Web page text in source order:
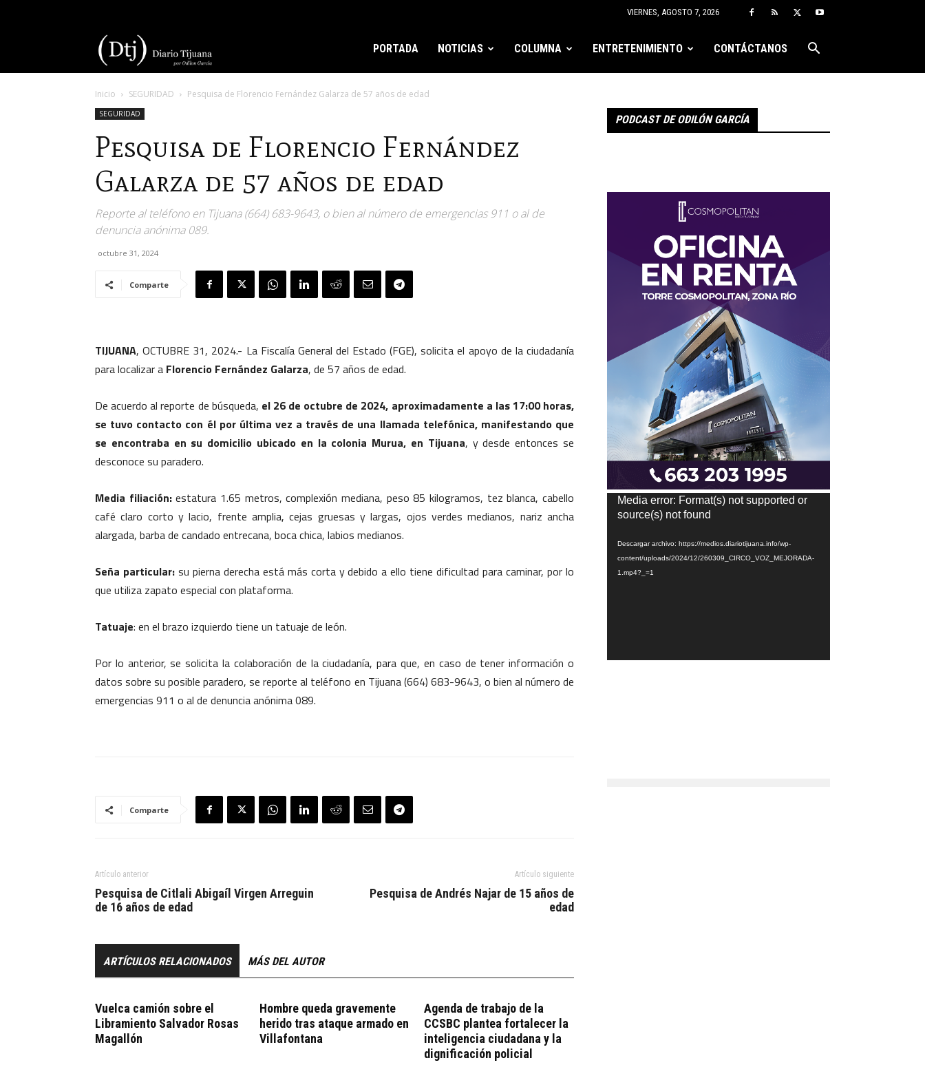
VIERNES, AGOSTO 7, 2026
Tijuana
PORTADA NOTICIAS COLUMNA ENTRETENIMIENTO CONTÁCTANOS
Inicio SEGURIDAD Pesquisa de Florencio Fernández Galarza de 57 años de edad
SEGURIDAD
Pesquisa de Florencio Fernández
Galarza de 57 años de edad
Reporte al teléfono en Tijuana (664) 683-9643, o bien al número de emergencias 911 o al de
denuncia anónima 089.
octubre 31, 2024
Comparte
TIJUANA, OCTUBRE 31, 2024.- La Fiscalía General del Estado (FGE), solicita el apoyo de la ciudadanía
para localizar a Florencio Fernández Galarza, de 57 años de edad.
De acuerdo al reporte de búsqueda, el 26 de octubre de 2024, aproximadamente a las 17:00 horas,
se tuvo contacto con él por última vez a través de una llamada telefónica, manifestando que
se encontraba en su domicilio ubicado en la colonia Murua, en Tijuana, y desde entonces se
desconoce su paradero.
Media filiación:estatura 1.65 metros, complexión mediana, peso 85 kilogramos, tez blanca, cabello
café claro corto y lacio, frente amplia, cejas gruesas y largas, ojos verdes medianos, nariz ancha
alargada, barba de candado entrecana, boca chica, labios medianos.
Seña particular:su pierna derecha está más corta y debido a ello tiene dificultad para caminar, por lo
que utiliza zapato especial con plataforma.
Tatuaje: en el brazo izquierdo tiene un tatuaje de león.
Por lo anterior, se solicita la colaboración de la ciudadanía, para que, en caso de tener información o
datos sobre su posible paradero, se reporte al teléfono en Tijuana (664) 683-9643, o bien al número de
emergencias 911 o al de denuncia anónima 089.
Comparte
Artículo anterior
Pesquisa de Citlali Abigaíl Virgen Arreguin
de 16 años de edad
Artículo siguiente
Pesquisa de Andrés Najar de 15 años de
edad
ARTÍCULOS RELACIONADOS MÁS DEL AUTOR
Vuelca camión sobre el
Libramiento Salvador Rosas
Magallón
Hombre queda gravemente
herido tras ataque armado en
Villafontana
Agenda de trabajo de la
CCSBC plantea fortalecer la
inteligencia ciudadana y la
dignificación policial
PODCAST DE ODILÓN GARCÍA
Reproductor
de
Media error: Format(s) not supported or
source(s) not found
Descargar archivo: https://medios.diariotijuana.info/wp-
content/uploads/2024/12/260309_CIRCO_VOZ_MEJORADA-
1.mp4?_=1